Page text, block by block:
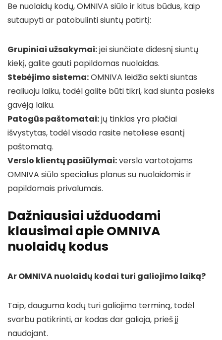
Be nuolaidų kodų, OMNIVA siūlo ir kitus būdus, kaip
sutaupyti ar patobulinti siuntų patirtį:
Grupiniai užsakymai:jei siunčiate didesnį siuntų
kiekį, galite gauti papildomas nuolaidas.
Stebėjimo sistema:OMNIVA leidžia sekti siuntas
realiuoju laiku, todėl galite būti tikri, kad siunta pasieks
gavėją laiku.
Patogūs paštomatai:jų tinklas yra plačiai
išvystytas, todėl visada rasite netoliese esantį
paštomatą.
Verslo klientų pasiūlymai:verslo vartotojams
OMNIVA siūlo specialius planus su nuolaidomis ir
papildomais privalumais.
Dažniausiai užduodami
klausimai apie OMNIVA
nuolaidų kodus
Ar OMNIVA nuolaidų kodai turi galiojimo laiką?
Taip, dauguma kodų turi galiojimo terminą, todėl
svarbu patikrinti, ar kodas dar galioja, prieš jį
naudojant.